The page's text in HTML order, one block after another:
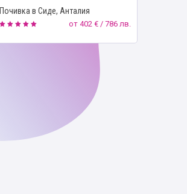
Почивка в Сиде, Анталия
от 402 € / 786 лв.